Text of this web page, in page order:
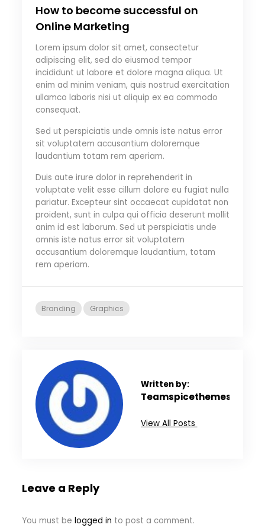
How to become successful on
Online Marketing
Lorem ipsum dolor sit amet, consectetur
adipiscing elit, sed do eiusmod tempor
incididunt ut labore et dolore magna aliqua. Ut
enim ad minim veniam, quis nostrud exercitation
ullamco laboris nisi ut aliquip ex ea commodo
consequat.
Sed ut perspiciatis unde omnis iste natus error
sit voluptatem accusantium doloremque
laudantium totam rem aperiam.
Duis aute irure dolor in reprehenderit in
voluptate velit esse cillum dolore eu fugiat nulla
pariatur. Excepteur sint occaecat cupidatat non
proident, sunt in culpa qui officia deserunt mollit
anim id est laborum. Sed ut perspiciatis unde
omnis iste natus error sit voluptatem
accusantium doloremque laudantium, totam
rem aperiam.
Branding Graphics
Written by:
Teamspicethemes
View All Posts
Leave a Reply
You must belogged in to post a comment.